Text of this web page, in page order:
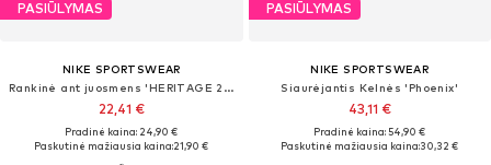
PASIŪLYMAS
NIKE SPORTSWEAR
Rankinė ant juosmens 'HERITAGE 2.0'
22,41 €
Pradinė kaina: 24,90 €
Paskutinė mažiausia kaina:21,90 €
PASIŪLYMAS
NIKE SPORTSWEAR
Siaurėjantis Kelnės 'Phoenix'
43,11 €
Pradinė kaina: 54,90 €
Paskutinė mažiausia kaina:30,32 €